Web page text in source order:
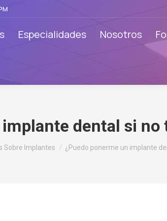
Especialidades Nosotros
dental si no
Sobre Implantes ¿Puedo ponerme un implante